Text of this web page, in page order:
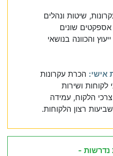
שיטות ונהלים
אספקטים שונים
והכוונה בנושאי
אישי: הכרת עקרונות
לקוחות ושירות
הלקוח, עמידה
רצון הלקוחות.
נדרשות -